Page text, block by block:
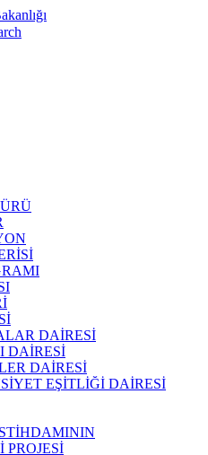
DAİRESİ
DAİRESİ
DAİRESİ
EŞİTLİĞİ DAİRESİ
PROJESİ